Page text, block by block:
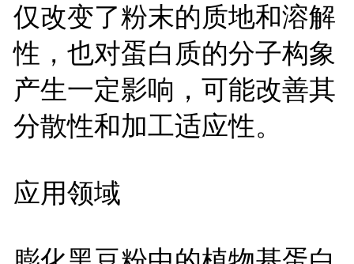
仅改变了粉末的质地和溶解
性，也对蛋白质的分子构象
产生一定影响，可能改善其
分散性和加工适应性。
应用领域